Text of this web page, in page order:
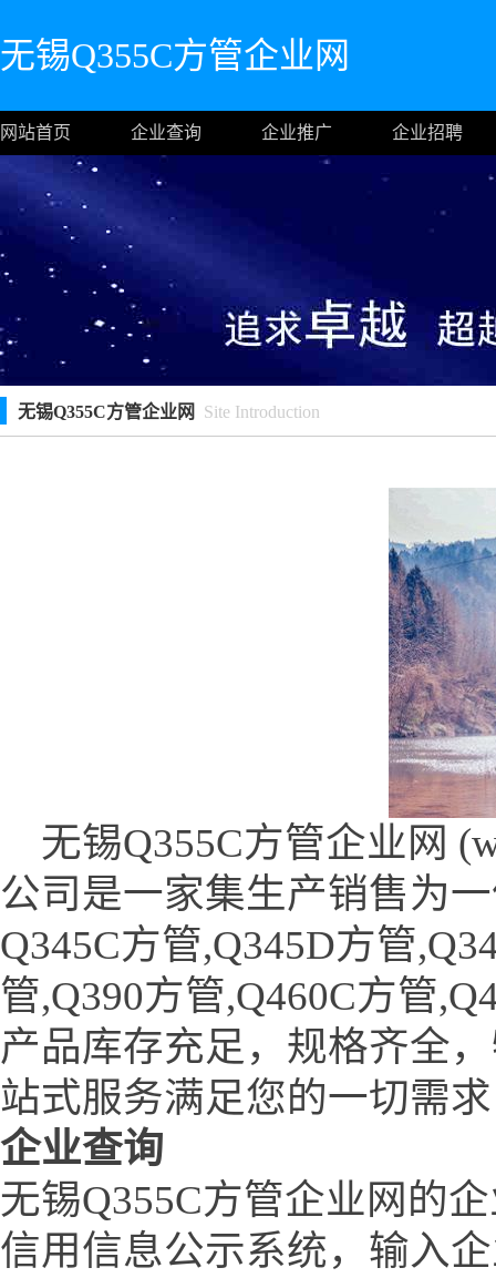
无锡Q355C方管企业网
网站首页 企业查询 企业推广 企业招聘
无锡Q355C方管企业网 Site Introduction
无锡Q355C方管企业网
公司是一家集生产销售为
Q345C方管,Q345D方管
管,Q390方管,Q460C方管
产品库存充足，规格齐全
站式服务满足您的一切需
企业查询
无锡Q355C方管企业网的
信用信息公示系统，输入